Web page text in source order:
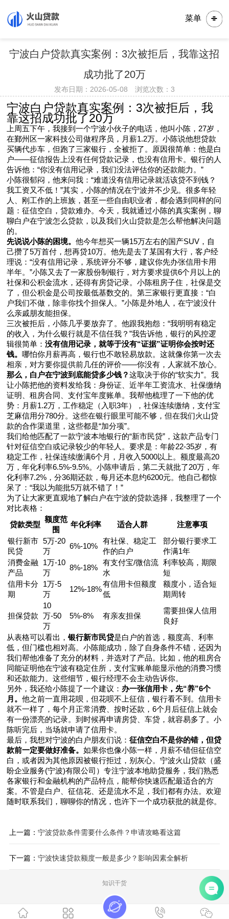
菜单
宁波白户贷款真实案例：3次被拒后，我靠这招
成功批了20万
发布日期：2026-05-08 浏览次数： 3
宁波白户贷款真实案例：3次被拒后，我
靠这招成功批了20万
上周五下午，我接到一个宁波小伙子的电话，他叫小陈，27岁，
在鄞州区一家科技公司做程序员，月薪1.2万。小陈说他想贷款
买辆代步车，但跑了三家银行，全被拒了。原因很简单：他是白
户——征信报告上没有任何贷款记录，也没有信用卡。银行的人
告诉他：“你没有信用记录，我们没法评估你的还款能力。”
小陈很郁闷，他来问我：“难道没有信用记录就活该贷不到钱？
我工资又不低！”其实，小陈的情况在宁波并不少见。很多年轻
人、刚工作的上班族，甚至一些自由职业者，都会遇到同样的问
题：征信空白，贷款难办。今天，我就通过小陈的真实案例，聊
聊白户在宁波怎么贷款，以及我们火山贷款是怎么帮他解决问题
的。
先说说小陈的困境。他今年想买一辆15万左右的国产SUV，自
己攒了5万首付，想再贷10万。他先是去了某国有大行，客户经
理说：“没有信用记录，系统评分不够，建议你先办张信用卡用
半年。”小陈又去了一家股份制银行，对方要求提供6个月以上的
社保和公积金流水，还得有房贷记录。小陈租房子住，社保是交
了，但公积金是公司按最低基数交的。第三家银行更直接：“白
户我们不做，除非你找个担保人。”小陈是外地人，在宁波没什
么亲戚朋友能担保。
三次被拒后，小陈几乎要放弃了。他跟我抱怨：“我明明有稳定
的收入，为什么银行就是不信任我？”我告诉他，银行的风控逻
辑很简单：没有信用记录，就等于没有“证据”证明你会按时还
钱。哪怕你月薪再高，银行也不敢轻易放款。这就像你第一次去
相亲，对方要你提供前几任的评价——你没有，人家就不放心。
那么，白户在宁波到底能贷多少钱？这取决于你的“软实力”。我
让小陈把他的资料发给我：身份证、近半年工资流水、社保缴纳
证明、租房合同、支付宝年度账单。我帮他梳理了一下他的优
势：月薪1.2万，工作稳定（入职3年），社保连续缴纳，支付宝
芝麻信用分780分。这些在银行眼里可能不够，但在我们火山贷
款的合作渠道里，这些都是“加分项”。
我们给他匹配了一款宁波本地银行的“新市民贷”，这款产品专门
针对征信空白或记录较少的年轻人。要求是：年龄22-35岁，有
稳定工作，社保连续缴满6个月，月收入5000以上。额度最高20
万，年化利率6.5%-9.5%。小陈申请后，第二天就批了20万，年
化利率7.2%，分36期还款，每月还本息约6200元。他自己都惊
呆了：“我以为能批5万就不错了！”
为了让大家更直观地了解白户在宁波的贷款选择，我整理了一个
对比表格：
贷款类型
额度范
围
年化利率 适合人群
注意事项
银行新市
民贷
5万-20
万
6%-10%
有社保、稳定工
作的白户
部分银行要求工
作满1年
消费金融
产品
1万-10
万
8%-18%
有支付宝/微信流
水
利率较高，期限
短
信用卡分
期
1万-5
万
12%-18%
有信用卡但额度
低
额度小，适合短
期周转
担保贷款
10
万-50
万
5%-8% 有亲友担保
需要担保人信用
良好
从表格可以看出，银行新市民贷是白户的首选，额度高、利率
低，但门槛也相对高。小陈能成功，除了自身条件不错，还因为
我们帮他准备了充分的材料，并选对了产品。比如，他的租房合
同能证明他在宁波有稳定住所，支付宝账单能显示他的消费习惯
和还款能力。这些细节，银行经理不会主动告诉你。
另外，我还给小陈提了一个建议： 办一张信用卡，先“养”6个
月。他之前一直用花呗，但花呗不上征信，银行看不到。信用卡
就不一样了，每个月正常消费、按时还款，6个月后征信上就会
有一份漂亮的记录。到时候再申请房贷、车贷，就容易多了。小
陈听完后，当场就申请了信用卡。
最后，我想对宁波的白户朋友们说：征信空白不是你的错，但贷
款前一定要做好准备。如果你也像小陈一样，月薪不错但征信空
白，或者因为其他原因被银行拒过，别灰心。宁波火山贷款（盛
盼企业服务(宁波)有限公司）专注宁波本地助贷服务，我们熟悉
各家银行和金融机构的产品特点，能帮你快速匹配最适合的方
案。不管是白户、征信花、还是流水不足，我们都有办法。欢迎
随时联系我们，聊聊你的情况，也许下一个成功获批的就是你。
上一篇： 宁波贷款条件需要什么条件？申请攻略看这篇
下一篇： 宁波快速贷款额度一般是多少？影响因素全解析
知识干货